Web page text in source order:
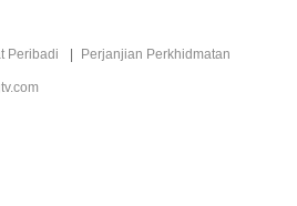
Peribadi Perjanjian Perkhidmatan